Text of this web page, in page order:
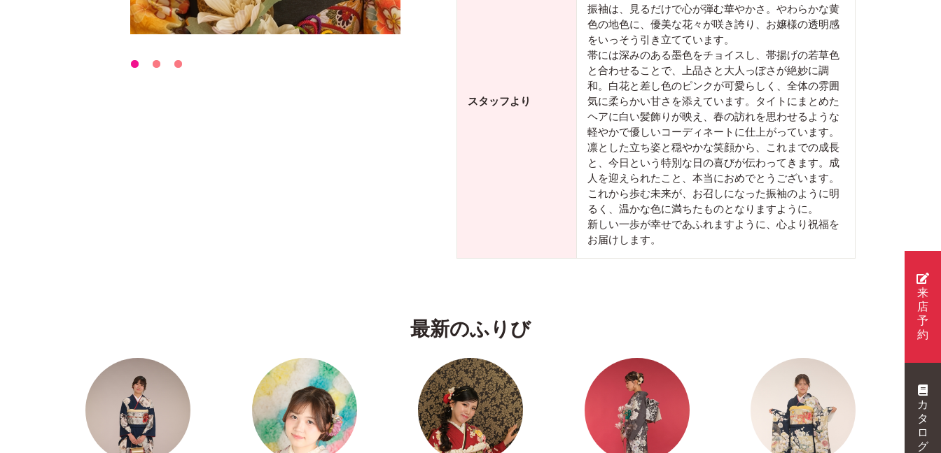
スタッフより
振袖は、見るだけで心が弾む華やかさ。やわらかな黄
色の地色に、優美な花々が咲き誇り、お嬢様の透明感
をいっそう引き立てています。
帯には深みのある墨色をチョイスし、帯揚げの若草色
と合わせることで、上品さと大人っぽさが絶妙に調
和。白花と差し色のピンクが可愛らしく、全体の雰囲
気に柔らかい甘さを添えています。タイトにまとめた
ヘアに白い髪飾りが映え、春の訪れを思わせるような
軽やかで優しいコーディネートに仕上がっています。
凛とした立ち姿と穏やかな笑顔から、これまでの成長
と、今日という特別な日の喜びが伝わってきます。成
人を迎えられたこと、本当におめでとうございます。
これから歩む未来が、お召しになった振袖のように明
るく、温かな色に満ちたものとなりますように。
新しい一歩が幸せであふれますように、心より祝福を
お届けします。
最新のふりび
来
店
予
約
カ
タ
ロ
グ